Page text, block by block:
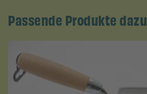
Passende Produkte dazu